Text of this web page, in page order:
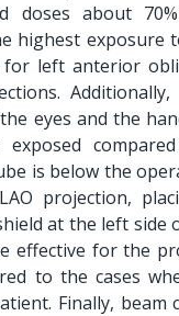
doses about
highest exposure
for left anterior
eyes and the
exposed
is below the
projection,
at the left side
effective for the
to the cases
Finally, beam